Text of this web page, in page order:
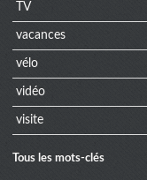
TV
vacances
vélo
vidéo
visite
Tous les mots-clés